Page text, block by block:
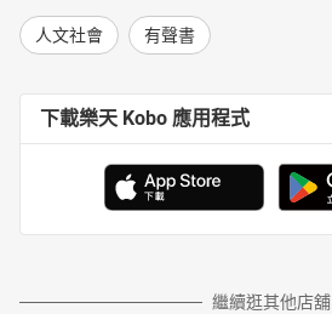
人文社會 有聲書
下載樂天 Kobo 應用程式
繼續逛其他店舖